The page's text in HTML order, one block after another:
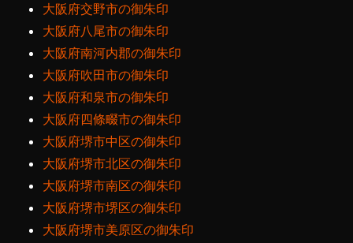
大阪府交野市の御朱印
大阪府八尾市の御朱印
大阪府南河内郡の御朱印
大阪府吹田市の御朱印
大阪府和泉市の御朱印
大阪府四條畷市の御朱印
大阪府堺市中区の御朱印
大阪府堺市北区の御朱印
大阪府堺市南区の御朱印
大阪府堺市堺区の御朱印
大阪府堺市美原区の御朱印